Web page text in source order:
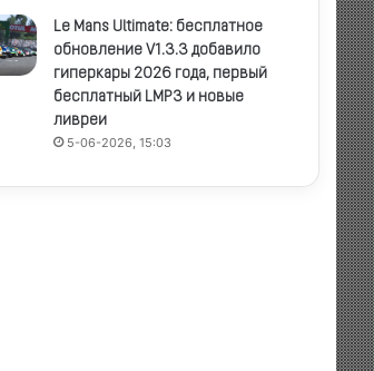
Le Mans Ultimate: бесплатное
обновление V1.3.3 добавило
гиперкары 2026 года, первый
бесплатный LMP3 и новые
ливреи
5-06-2026, 15:03